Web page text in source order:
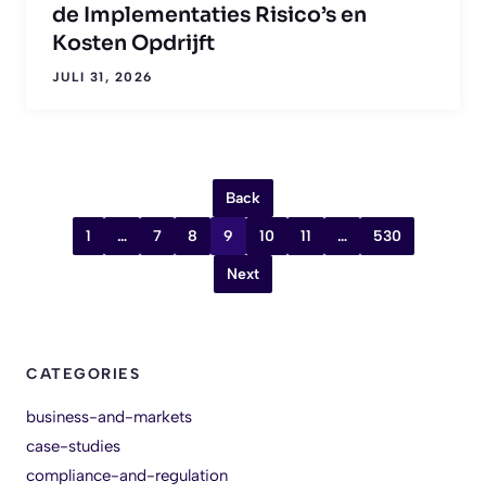
de Implementaties Risico’s en
Kosten Opdrijft
JULI 31, 2026
Back
1 … 7 8 9 10 11 … 530
Next
CATEGORIES
business-and-markets
case-studies
compliance-and-regulation